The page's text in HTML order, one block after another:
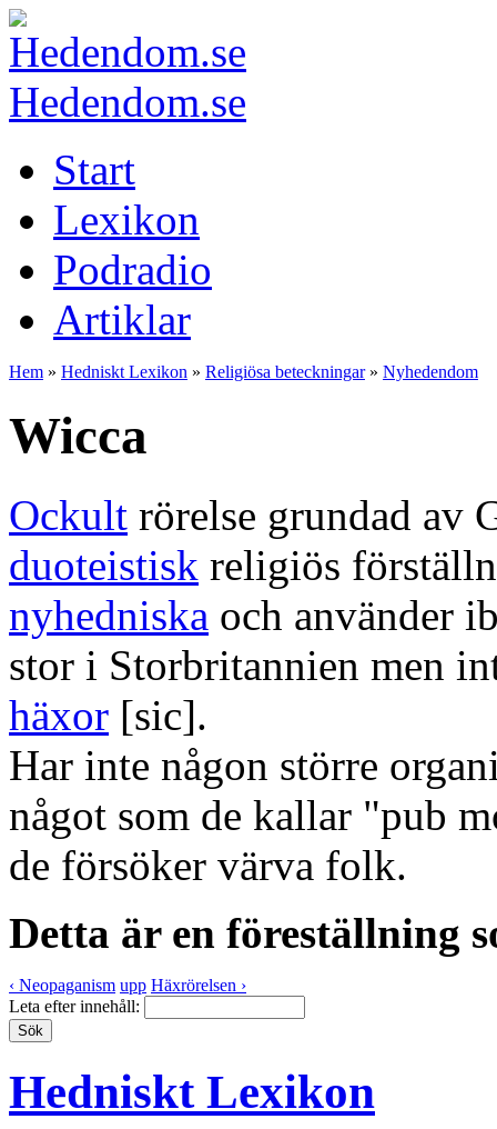
Hedendom.se
Start
Lexikon
Podradio
Artiklar
Hem » Hedniskt Lexikon » Religiösa beteckningar» Nyhedendom
Wicca
Ockult rörelse grundad av
duoteistisk religiös
nyhedniska och använder
stor i Storbritannien men
häxor [sic].
Har inte någon större
något som de kallar "pub
de försöker värva folk.
Detta är en föreställning
‹ Neopaganism upp Häxrörelsen ›
Leta efter innehåll:
Hedniskt Lexikon